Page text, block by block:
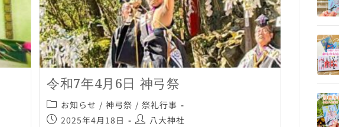
令和7年4月6日 神弓祭
お知らせ / 神弓祭 / 祭礼行事
2025年4月18日
八大神社